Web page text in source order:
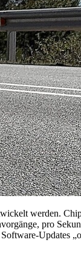
werden.
pro
Updates